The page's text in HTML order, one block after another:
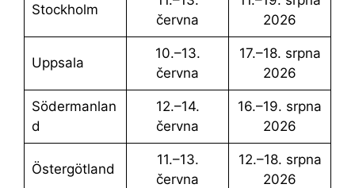
Stockholm
června
2026
Uppsala
10.–13.
června
17.–18. srpna
2026
Södermanlan
d
12.–14.
června
16.–19. srpna
2026
Östergötland
11.–13.
června
12.–18. srpna
2026